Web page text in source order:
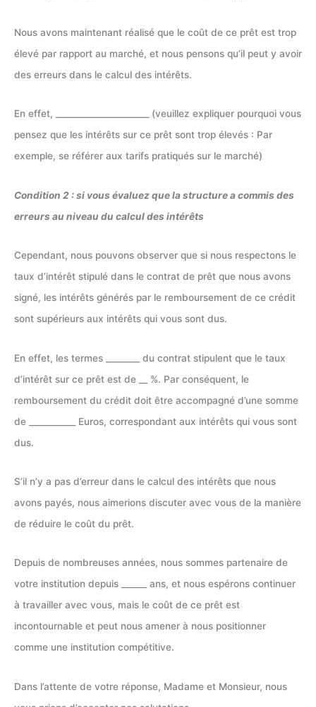
Nous avons maintenant réalisé que le coût de ce prêt est trop
élevé par rapport au marché, et nous pensons qu’il peut y avoir
des erreurs dans le calcul des intérêts.
En effet, ______________________ (veuillez expliquer pourquoi vous
pensez que les intérêts sur ce prêt sont trop élevés : Par
exemple, se référer aux tarifs pratiqués sur le marché)
Condition 2 : si vous évaluez que la structure a commis des
erreurs au niveau du calcul des intérêts
Cependant, nous pouvons observer que si nous respectons le
taux d’intérêt stipulé dans le contrat de prêt que nous avons
signé, les intérêts générés par le remboursement de ce crédit
sont supérieurs aux intérêts qui vous sont dus.
En effet, les termes ________ du contrat stipulent que le taux
d’intérêt sur ce prêt est de __ %. Par conséquent, le
remboursement du crédit doit être accompagné d’une somme
de ___________ Euros, correspondant aux intérêts qui vous sont
dus.
S’il n’y a pas d’erreur dans le calcul des intérêts que nous
avons payés, nous aimerions discuter avec vous de la manière
de réduire le coût du prêt.
Depuis de nombreuses années, nous sommes partenaire de
votre institution depuis ______ ans, et nous espérons continuer
à travailler avec vous, mais le coût de ce prêt est
incontournable et peut nous amener à nous positionner
comme une institution compétitive.
Dans l’attente de votre réponse, Madame et Monsieur, nous